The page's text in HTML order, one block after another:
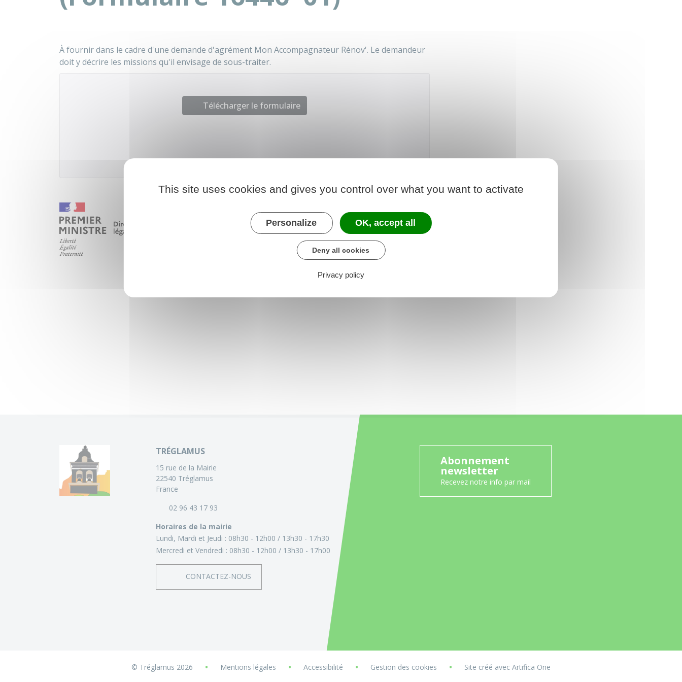
À fournir dans le cadre d'une demande d'agrément Mon Accompagnateur Rénov'. Le demandeur
doit y décrire les missions qu'il envisage de sous-traiter.
Télécharger le formulaire
TRÉGLAMUS
15 rue de la Mairie
22540 Tréglamus
France
02 96 43 17 93
Horaires de la mairie
Lundi, Mardi et Jeudi : 08h30 - 12h00
13h30 - 17h30
Mercredi et Vendredi : 08h30 - 12h00 13h30 - 17h00
CONTACTEZ-NOUS
Abonnement
newsletter
Recevez notre info par mail
© Tréglamus 2026 • Mentions légales • Accessibilité • Gestion des cookies • Site créé avec Artifica One
This site uses cookies and gives you control over what you want to activate
Personalize OK, accept all
Deny all cookies
Privacy policy